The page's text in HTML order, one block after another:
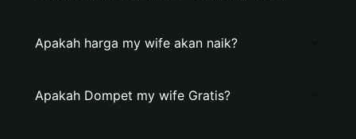
Apakah harga my wife akan naik?
Apakah Dompet my wife Gratis?